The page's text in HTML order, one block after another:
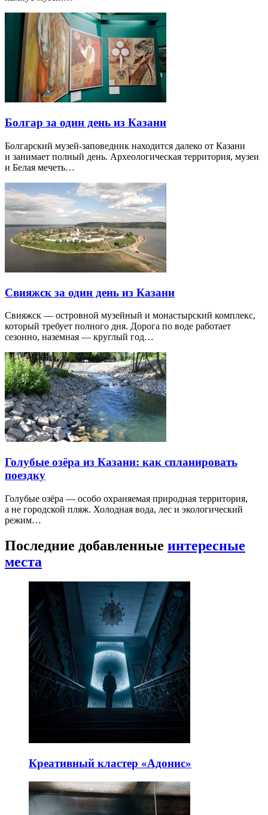
Болгар за один день из Казани
Болгарский музей-заповедник находится далеко от Казани
и занимает полный день. Археологическая территория, музеи
и Белая мечеть…
Свияжск за один день из Казани
Свияжск — островной музейный и монастырский комплекс,
который требует полного дня. Дорога по воде работает
сезонно, наземная — круглый год…
Голубые озёра из Казани: как спланировать
поездку
Голубые озёра — особо охраняемая природная территория,
а не городской пляж. Холодная вода, лес и экологический
режим…
Последние добавленные интересные
места
Креативный кластер «Адонис»